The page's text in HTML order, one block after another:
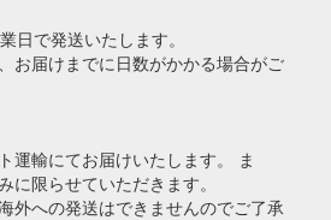
日で発送いたします。
お届けまでに日数がかかる場合がご
運輸にてお届けいたします。 ま
に限らせていただきます。
外への発送はできませんのでご了承